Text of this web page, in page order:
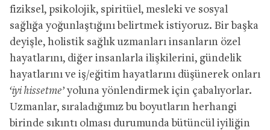
fiziksel, psikolojik, spiritüel, mesleki ve sosyal
sağlığa yoğunlaştığını belirtmek istiyoruz. Bir başka
deyişle, holistik sağlık uzmanları insanların özel
hayatlarını, diğer insanlarla ilişkilerini, gündelik
hayatlarını ve iş/eğitim hayatlarını düşünerek onları
‘iyi hissetme’yoluna yönlendirmek için çabalıyorlar.
Uzmanlar, sıraladığımız bu boyutların herhangi
birinde sıkıntı olması durumunda bütüncül iyiliğin